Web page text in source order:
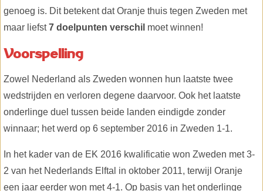
genoeg is. Dit betekent dat Oranje thuis tegen Zweden met
maar liefst7 doelpunten verschil moet winnen!
Voorspelling
Zowel Nederland als Zweden wonnen hun laatste twee
wedstrijden en verloren degene daarvoor. Ook het laatste
onderlinge duel tussen beide landen eindigde zonder
winnaar; het werd op 6 september 2016 in Zweden 1-1.
In het kader van de EK 2016 kwalificatie won Zweden met 3-
2 van het Nederlands Elftal in oktober 2011, terwijl Oranje
een jaar eerder won met 4-1. Op basis van het onderlinge